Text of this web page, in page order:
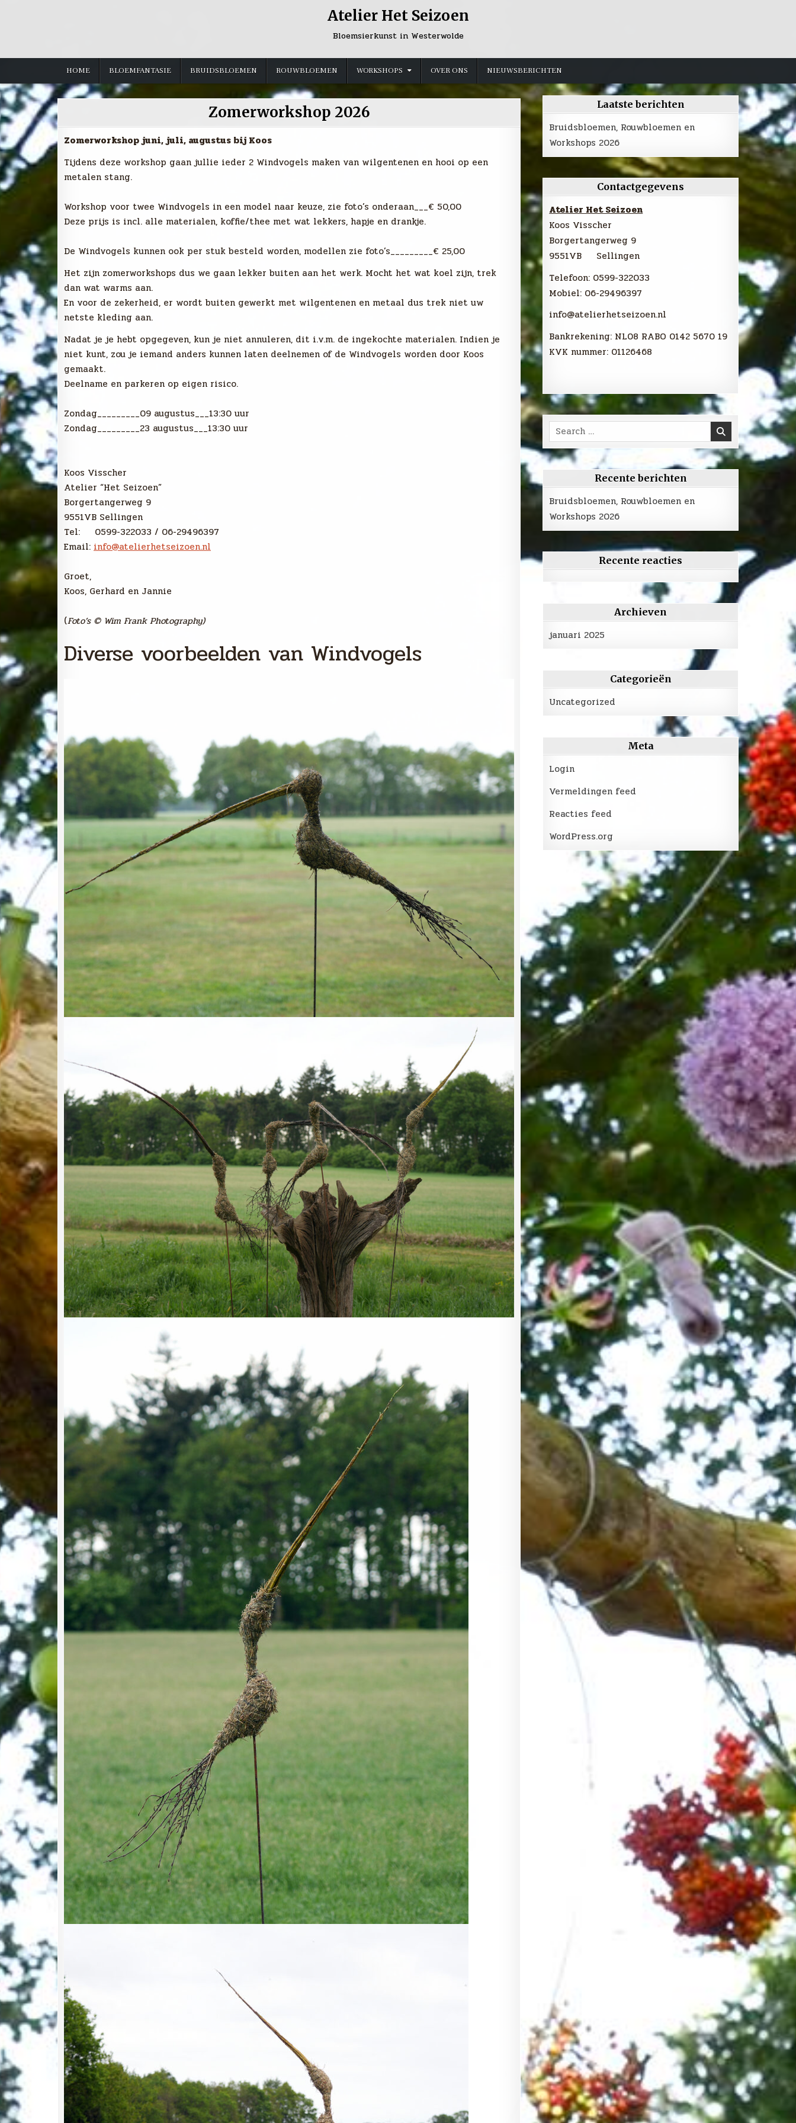
Atelier Het Seizoen
Bloemsierkunst in Westerwolde
HOME BLOEMFANTASIE BRUIDSBLOEMEN ROUWBLOEMEN WORKSHOPS OVER ONS NIEUWSBERICHTEN
Zomerworkshop 2026
Zomerworkshop juni, juli, augustus bij Koos
Tijdens deze workshop gaan jullie ieder 2 Windvogels maken van wilgentenen en hooi op een
metalen stang.
Workshop voor twee Windvogels in een model naar keuze, zie foto’s onderaan___€ 50,00
Deze prijs is incl. alle materialen, koffie/thee met wat lekkers, hapje en drankje.
De Windvogels kunnen ook per stuk besteld worden, modellen zie foto’s_________€ 25,00
Het zijn zomerworkshops dus we gaan lekker buiten aan het werk. Mocht het wat koel zijn, trek
dan wat warms aan.
En voor de zekerheid, er wordt buiten gewerkt met wilgentenen en metaal dus trek niet uw
netste kleding aan.
Nadat je je hebt opgegeven, kun je niet annuleren, dit i.v.m. de ingekochte materialen. Indien je
niet kunt, zou je iemand anders kunnen laten deelnemen of de Windvogels worden door Koos
gemaakt.
Deelname en parkeren op eigen risico.
Zondag_________09 augustus___13:30 uur
Zondag_________23 augustus___13:30 uur
Koos Visscher
Atelier “Het Seizoen”
Borgertangerweg 9
9551VB Sellingen
Tel: 0599-322033 / 06-29496397
Email: info@atelierhetseizoen.nl
Groet,
Koos, Gerhard en Jannie
(Foto’s © Wim Frank Photography)
Diverse voorbeelden van Windvogels
Laatste berichten
Bruidsbloemen, Rouwbloemen en
Workshops 2026
Contactgegevens
Atelier Het Seizoen
Koos Visscher
Borgertangerweg 9
9551VB Sellingen
Telefoon: 0599-322033
Mobiel: 06-29496397
info@atelierhetseizoen.nl
Bankrekening: NL08 RABO 0142 5670 19
KVK nummer: 01126468
Search
for:
Recente berichten
Bruidsbloemen, Rouwbloemen en
Workshops 2026
Recente reacties
Archieven
januari 2025
Categorieën
Uncategorized
Meta
Login
Vermeldingen feed
Reacties feed
WordPress.org